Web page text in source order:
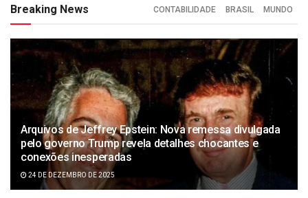
Breaking News CONTABILIDADE BRASIL MUNDO
Arquivos de Jeffrey Epstein: Nova remessa divulgada
pelo governo Trump revela detalhes chocantes e
conexões inesperadas
24 DE DEZEMBRO DE 2025